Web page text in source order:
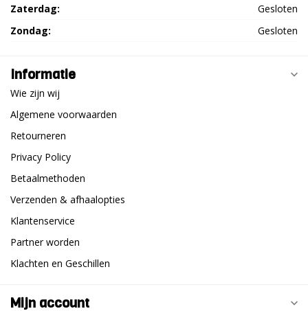
Zaterdag:
Gesloten
Zondag:
Gesloten
Informatie
Wie zijn wij
Algemene voorwaarden
Retourneren
Privacy Policy
Betaalmethoden
Verzenden & afhaalopties
Klantenservice
Partner worden
Klachten en Geschillen
Mijn account